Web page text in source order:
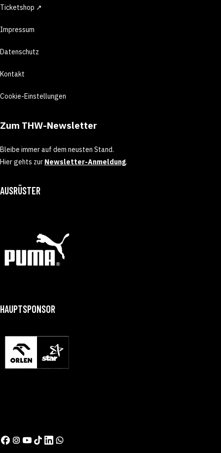
Ticketshop ↗
Impressum
Datenschutz
Kontakt
Cookie-Einstellungen
Zum THW-Newsletter
Bleibe immer auf dem neusten Stand.
Hier gehts zur Newsletter-Anmeldung.
AUSRÜSTER
HAUPTSPONSOR